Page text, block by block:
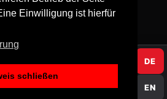
Einwilligung ist hierfür
schließen
DE
EN